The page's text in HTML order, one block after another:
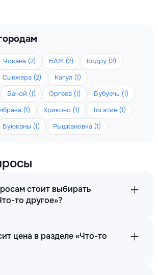
Чокана (2) БАМ (2)
Кодру (2)
Сынжера (2)
Кагул (1)
Бачой (1) Оргеев (1)
Бубуечь (1)
(1) Криково (1)
Тогатин (1)
Буюканы (1) Рышкановка (1)
стоит выбирать
то другое»?
цена в разделе «Что-то